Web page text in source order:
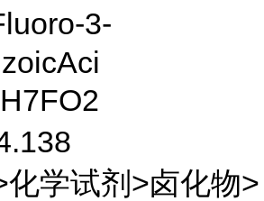
3-
学试剂>卤化物>